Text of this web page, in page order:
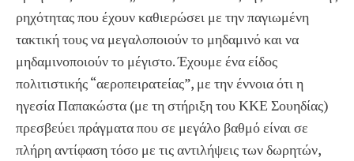
ρηχότητας που έχουν καθιερώσει με την παγιωμένη
τακτική τους να μεγαλοποιούν το μηδαμινό και να
μηδαμινοποιούν το μέγιστο. Έχουμε ένα είδος
πολιτιστικής “αεροπειρατείας”, με την έννοια ότι η
ηγεσία Παπακώστα (με τη στήριξη του ΚΚΕ Σουηδίας)
πρεσβεύει πράγματα που σε μεγάλο βαθμό είναι σε
πλήρη αντίφαση τόσο με τις αντιλήψεις των δωρητών,